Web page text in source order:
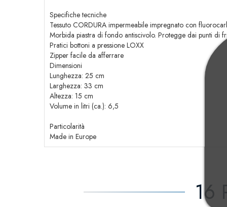
Specifiche tecniche
Tessuto CORDURA impermeabile impregnato con
Morbida piastra di fondo antiscivolo. Protegge dai punti di
Pratici bottoni a pressione LOXX
Zipper facile da afferrare
Dimensioni
Lunghezza: 25 cm
Larghezza: 33 cm
Altezza: 15 cm
Volume in litri (ca.): 6,5
Particolarità
Made in Europe
16